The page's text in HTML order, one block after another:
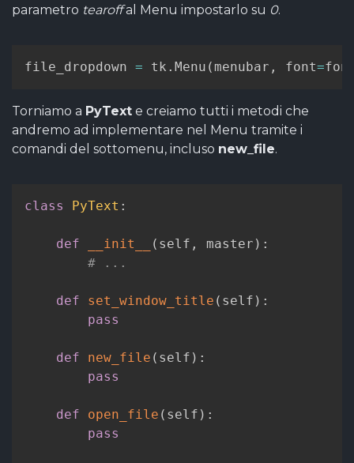
parametro tearoffal Menu impostarlo su 0.
file_dropdown = tk . Menu ( menubar , font=
Torniamo a PyText e creiamo tutti i metodi che
andremo ad implementare nel Menu tramite i
comandi del sottomenu, incluso new_file.
class PyText :
def __init__ ( self , master ) :
# ...
def set_window_title ( self ) :
pass
def new_file ( self ) :
pass
def open_file ( self ) :
pass